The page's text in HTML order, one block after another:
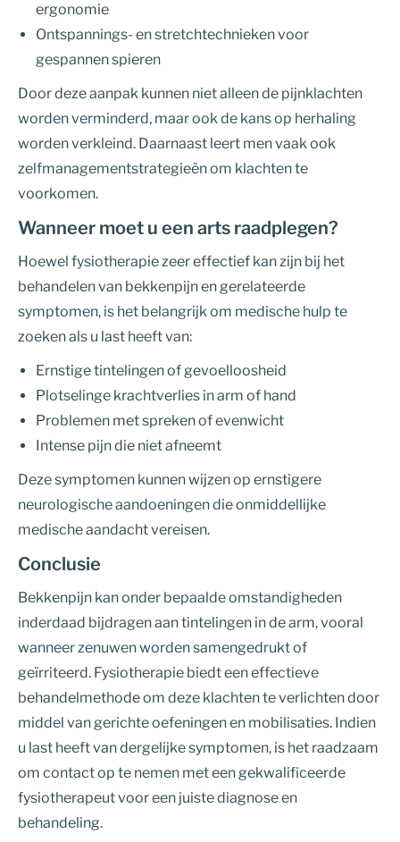
ergonomie
Ontspannings- en stretchtechnieken voor
gespannen spieren
Door deze aanpak kunnen niet alleen de pijnklachten
worden verminderd, maar ook de kans op herhaling
worden verkleind. Daarnaast leert men vaak ook
zelfmanagementstrategieën om klachten te
voorkomen.
Wanneer moet u een arts raadplegen?
Hoewel fysiotherapie zeer effectief kan zijn bij het
behandelen van bekkenpijn en gerelateerde
symptomen, is het belangrijk om medische hulp te
zoeken als u last heeft van:
Ernstige tintelingen of gevoelloosheid
Plotselinge krachtverlies in arm of hand
Problemen met spreken of evenwicht
Intense pijn die niet afneemt
Deze symptomen kunnen wijzen op ernstigere
neurologische aandoeningen die onmiddellijke
medische aandacht vereisen.
Conclusie
Bekkenpijn kan onder bepaalde omstandigheden
inderdaad bijdragen aan tintelingen in de arm, vooral
wanneer zenuwen worden samengedrukt of
geïrriteerd. Fysiotherapie biedt een effectieve
behandelmethode om deze klachten te verlichten door
middel van gerichte oefeningen en mobilisaties. Indien
u last heeft van dergelijke symptomen, is het raadzaam
om contact op te nemen met een gekwalificeerde
fysiotherapeut voor een juiste diagnose en
behandeling.